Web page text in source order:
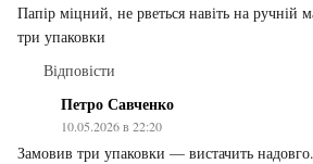
Папір міцний, не рветься навіть на
три упаковки
Відповісти
Петро Савченко
10.05.2026 в 22:20
Замовив три упаковки — вистачить надовго.